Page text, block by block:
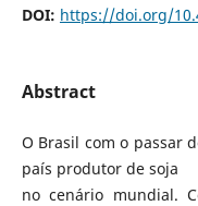
DOI: https://doi.org/
Abstract
O Brasil com o passar
país produtor de soja
no cenário mundial.